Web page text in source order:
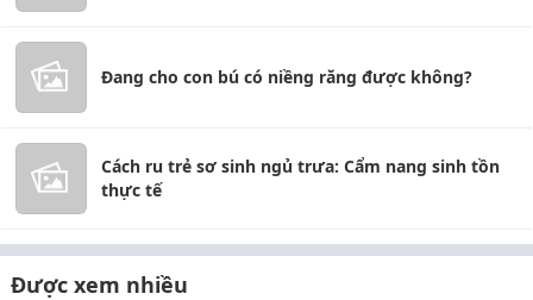
Đang cho con bú có niềng răng được không?
Cách ru trẻ sơ sinh ngủ trưa: Cẩm nang sinh tồn
thực tế
Được xem nhiều